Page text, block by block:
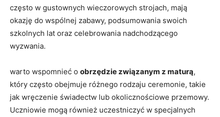
często w gustownych​ wieczorowych ⁣strojach, mają
okazję do wspólnej zabawy,⁤ podsumowania swoich
szkolnych lat ​oraz​ celebrowania nadchodzącego
wyzwania.
warto wspomnieć o obrzędzie ​związanym z maturą,
który często obejmuje różnego rodzaju ceremonie, ‍takie
jak wręczenie świadectw lub okolicznościowe przemowy.
Uczniowie mogą również uczestniczyć w specjalnych